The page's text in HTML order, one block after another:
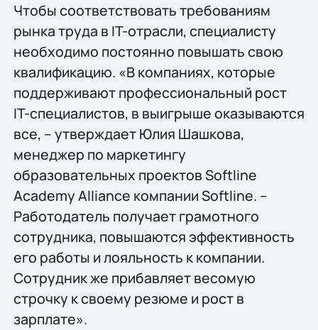
Чтобы соответствовать требованиям
рынка труда в IT-отрасли, специалисту
необходимо постоянно повышать свою
квалификацию. «В компаниях, которые
поддерживают профессиональный рост
IT-специалистов, в выигрыше оказываются
все, – утверждает Юлия Шашкова,
менеджер по маркетингу
образовательных проектов Softline
Academy Alliance компании Softline. –
Работодатель получает грамотного
сотрудника, повышаются эффективность
его работы и лояльность к компании.
Сотрудник же прибавляет весомую
строчку к своему резюме и рост в
зарплате».